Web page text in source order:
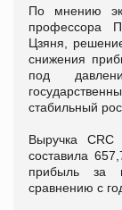
По мнению
профессора
Цзяня,
снижения
под
стабильный
Выручка
составила
прибыль за
сравнению с